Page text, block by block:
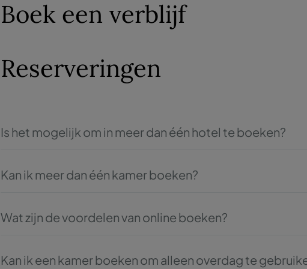
Boek een verblijf
Reserveringen
Is het mogelijk om in meer dan één hotel te boeken?
Kan ik meer dan één kamer boeken?
kamers tegelijk geboekt worden als voor elke kamer de verdeling
hetzelfde is. Als dit niet het geval is, moet u elke kamer apart boeken.
Wat zijn de voordelen van online boeken?
een klant een lagere prijs vindt, garanderen we dat we die zullen
Kan ik een kamer boeken om alleen overdag te